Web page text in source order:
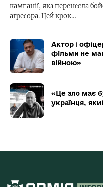
кампанії, яка перенесла
агресора. Цей крок…
Актор і
фільми не
війною»
«Це зло має
українця,